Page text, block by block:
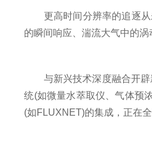
更高时间分辨率的追逐从
的瞬间响应、湍流大气中的涡
与新兴技术深度融合开辟
统(如微量水萃取仪、气体预
(如FLUXNET)的集成，正在